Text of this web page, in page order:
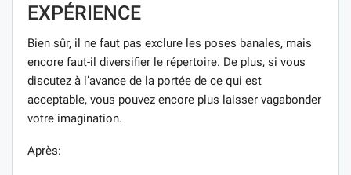
EXPÉRIENCE
Bien sûr, il ne faut pas exclure les poses banales, mais
encore faut-il diversifier le répertoire. De plus, si vous
discutez à l’avance de la portée de ce qui est
acceptable, vous pouvez encore plus laisser vagabonder
votre imagination.
Après: